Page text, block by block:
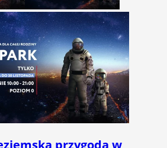
przygoda w